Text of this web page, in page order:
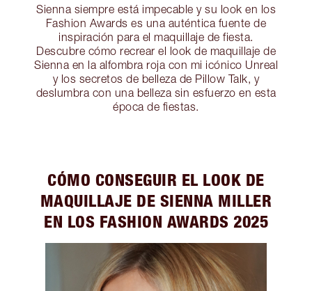
Sienna siempre está impecable y su look en los
Fashion Awards es una auténtica fuente de
inspiración para el maquillaje de fiesta.
Descubre cómo recrear el look de maquillaje de
Sienna en la alfombra roja con mi icónico Unreal
y los secretos de belleza de Pillow Talk, y
deslumbra con una belleza sin esfuerzo en esta
época de fiestas.
CÓMO CONSEGUIR EL LOOK DE
MAQUILLAJE DE SIENNA MILLER
EN LOS FASHION AWARDS 2025